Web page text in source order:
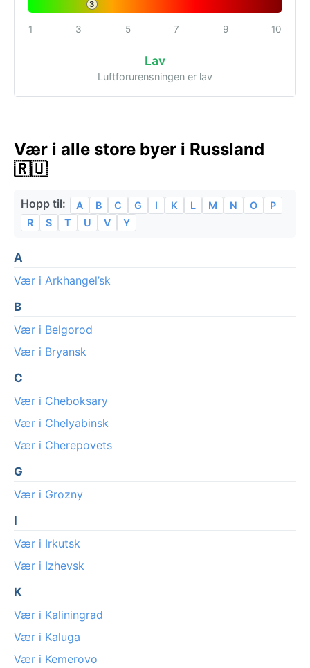
3
1 3 5 7 9 10
Lav
Luftforurensningen er lav
Vær i alle store byer i Russland
🇷🇺
Hopp til: A B C G I K L M N O
P
R
S T U V Y
A
Vær i Arkhangel’sk
B
Vær i Belgorod
Vær i Bryansk
C
Vær i Cheboksary
Vær i Chelyabinsk
Vær i Cherepovets
G
Vær i Grozny
I
Vær i Irkutsk
Vær i Izhevsk
K
Vær i Kaliningrad
Vær i Kaluga
Vær i Kemerovo